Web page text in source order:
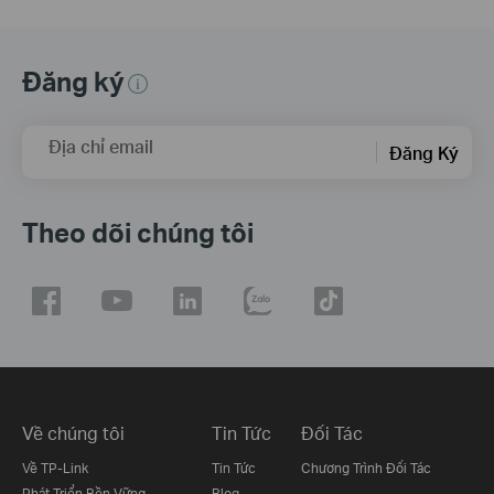
Đăng ký
Địa chỉ email Đăng Ký
Theo dõi chúng tôi
Về chúng tôi
Về TP-Link
Tin Tức
Tin Tức
Đối Tác
Chương Trình Đối Tác